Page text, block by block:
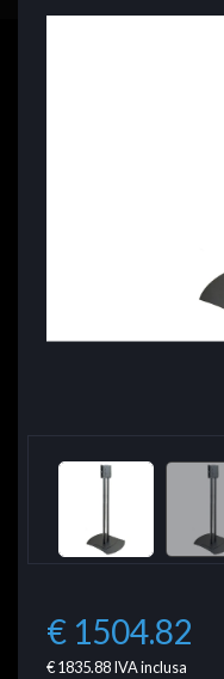
€ 1504.82
€ 1835.88IVA inclusa